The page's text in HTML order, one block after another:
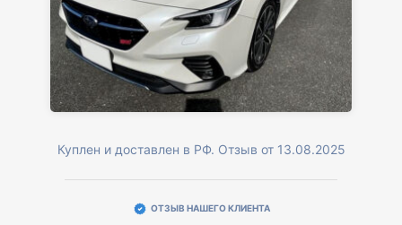
Куплен и доставлен в РФ. Отзыв от 13.08.2025
ОТЗЫВ НАШЕГО КЛИЕНТА